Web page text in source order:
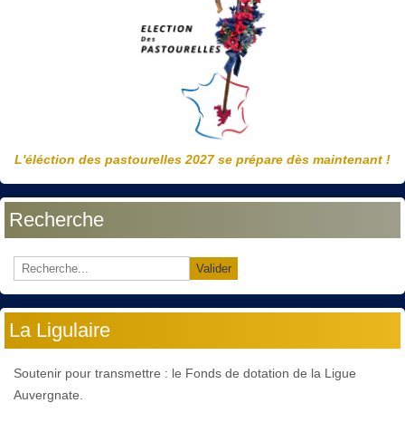
L'éléction des pastourelles 2027 se prépare dès maintenant !
Recherche
Valider
La Ligulaire
Soutenir pour transmettre : le Fonds de dotation de la Ligue
Auvergnate.